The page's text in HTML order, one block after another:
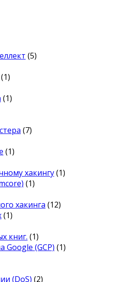
(5)
(1)
(1)
(7)
(1)
хакингу(1)
(1)
хакинга (12)
(1)
книг. (1)
Google (GCP) (1)
(DoS) (2)